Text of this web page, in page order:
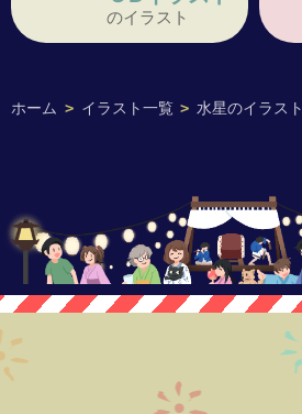
ホーム > イラスト一覧 > 水星のイラスト
のイラスト